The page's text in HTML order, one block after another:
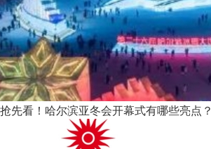
抢先看！哈尔滨亚冬会开幕式有哪些亮点？